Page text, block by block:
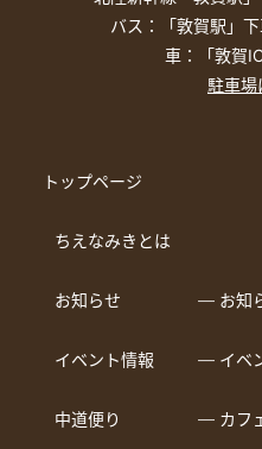
バス：「敦賀駅」
車：「敦賀
駐車場
トップページ
ちえなみきとは
お知らせ ― お知
イベント情報 ― イベ
中道便り ― カフ